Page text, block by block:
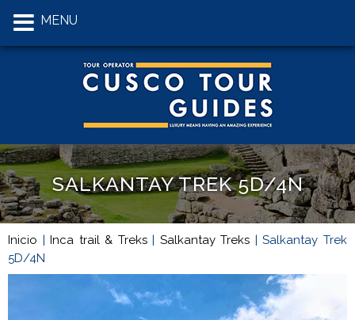
SALKANTAY TREK 5D/4N
Inicio |Inca trail & Treks| Salkantay Treks |Salkantay Trek
5D/4N
MENU